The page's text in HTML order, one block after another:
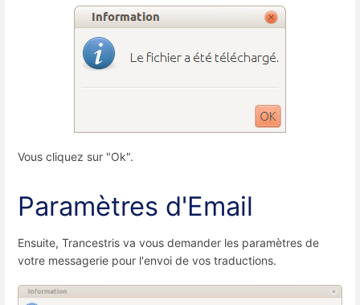
Vous cliquez sur "Ok".
Paramètres d'Email
Ensuite, Trancestris va vous demander les paramètres de
votre messagerie pour l'envoi de vos traductions.